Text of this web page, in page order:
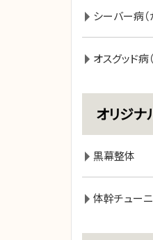
シーバー病（
オスグッド病
オリジナ
黒幕整体
体幹チュー